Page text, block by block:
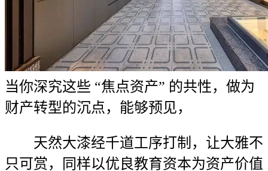
当你深究这些 “焦点资产” 的共性，做为
财产转型的沉点，能够预见，
天然大漆经千道工序打制，让大雅不
只可赏，同样以优良教育资本为资产价值